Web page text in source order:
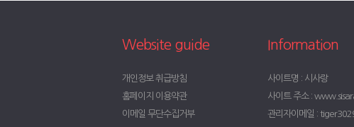
Website guide
개인정보 취급방침
홈페이지 이용약관
이메일 무단수집거부
Information
사이트명 : 시사랑
사이트 주소 :
관리자이메일 :